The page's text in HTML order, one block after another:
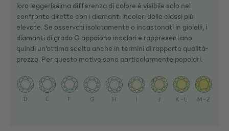
loro leggerissima differenza di colore è visibile solo nel
confronto diretto con i diamanti incolori delle classi più
elevate. Se osservati isolatamente o incastonati in gioielli, i
diamanti di grado G appaiono incolori e rappresentano
quindi un’ottima scelta anche in termini di rapporto qualità-
prezzo. Per questo motivo sono particolarmente popolari.